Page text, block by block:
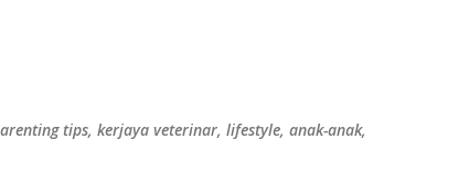
tips, kerjaya veterinar, lifestyle, anak-anak,